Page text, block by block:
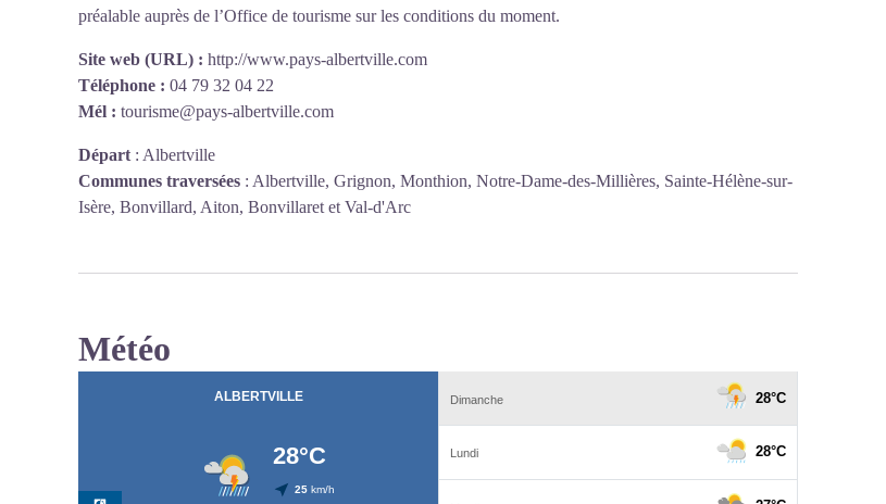
préalable auprès de l’Office de tourisme sur les conditions du moment.
Site web (URL) : http://www.pays-albertville.com
Téléphone : 04 79 32 04 22
Mél : tourisme@pays-albertville.com
Départ : Albertville
Communes traversées : Albertville, Grignon, Monthion, Notre-Dame-des-Millières, Sainte-Hélène-sur-
Isère, Bonvillard, Aiton, Bonvillaret et Val-d'Arc
Météo